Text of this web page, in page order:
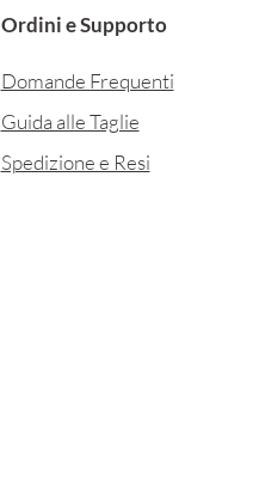
Ordini e Supporto
Domande Frequenti
Guida alle Taglie
Spedizione e Resi